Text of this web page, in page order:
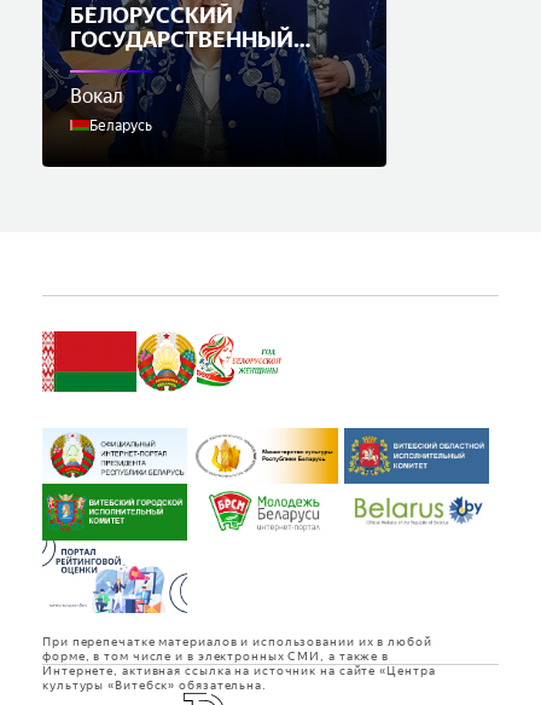
БЕЛОРУССКИЙ
ГОСУДАРСТВЕННЫЙ
АНСАМБЛЬ «ПЕСНЯРЫ»
Вокал
Беларусь
При перепечатке материалов и использовании их в любой
форме, в том числе и в электронных СМИ, а также в
Интернете, активная ссылка на источник на сайте «Центра
культуры «Витебск» обязательна.